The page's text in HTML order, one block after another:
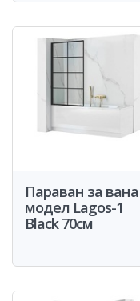
Параван за вана
модел Lagos-1
Black 70см